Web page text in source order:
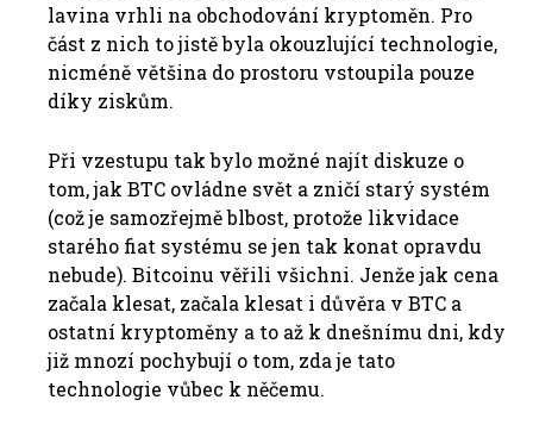
lavina vrhli na obchodování kryptoměn. Pro
část z nich to jistě byla okouzlující technologie,
nicméně většina do prostoru vstoupila pouze
díky ziskům.
Při vzestupu tak bylo možné najít diskuze o
tom, jak BTC ovládne svět a zničí starý systém
(což je samozřejmě blbost, protože likvidace
starého fiat systému se jen tak konat opravdu
nebude). Bitcoinu věřili všichni. Jenže jak cena
začala klesat, začala klesat i důvěra v BTC a
ostatní kryptoměny a to až k dnešnímu dni, kdy
již mnozí pochybují o tom, zda je tato
technologie vůbec k něčemu.